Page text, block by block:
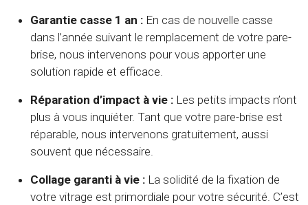
Garantie casse 1 an : En cas de nouvelle casse
dans l’année suivant le remplacement de votre pare-
brise, nous intervenons pour vous apporter une
solution rapide et efficace.
Réparation d’impact à vie : Les petits impacts n’ont
plus à vous inquiéter. Tant que votre pare-brise est
réparable, nous intervenons gratuitement, aussi
souvent que nécessaire.
Collage garanti à vie : La solidité de la fixation de
votre vitrage est primordiale pour votre sécurité. C’est